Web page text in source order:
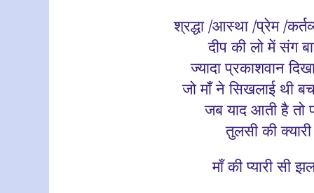
श्रद्धा /आस्था /प्रेम /
दीप की लो में संग
ज्यादा प्रकाशवान
जो माँ ने सिखलाई थी
जब याद आती है तो
तुलसी की
माँ की प्यारी सी